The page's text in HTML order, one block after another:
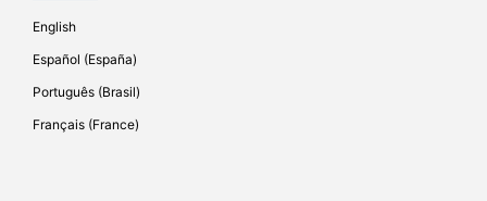
English
Español (España)
Português (Brasil)
Français (France)